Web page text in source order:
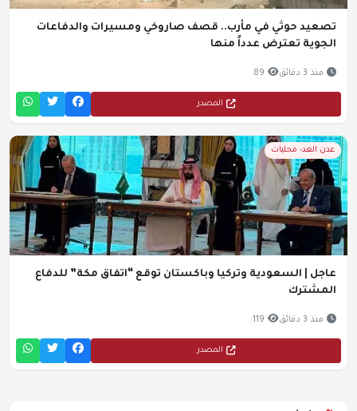
تصعيد حوثي في مأرب.. قصف صاروخي ومسيرات والدفاعات
الجوية تعترض عدداً منها
منذ 3 دقائق 89
المصدر
عدن الغد- محليات
عاجل | السعودية وتركيا وباكستان توقع “اتفاق مكة” للدفاع
المشترك
منذ 3 دقائق 119
المصدر